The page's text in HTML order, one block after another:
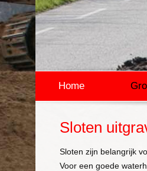
Home
Sloten
Sloten zijn belangrijk
Voor een goede